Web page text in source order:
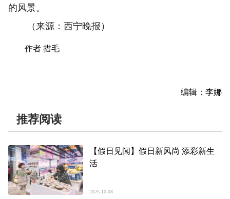
的风景。
（来源：西宁晚报）
作者 措毛
编辑：李娜
推荐阅读
【假日见闻】假日新风尚 添彩新生
活
2025-10-08